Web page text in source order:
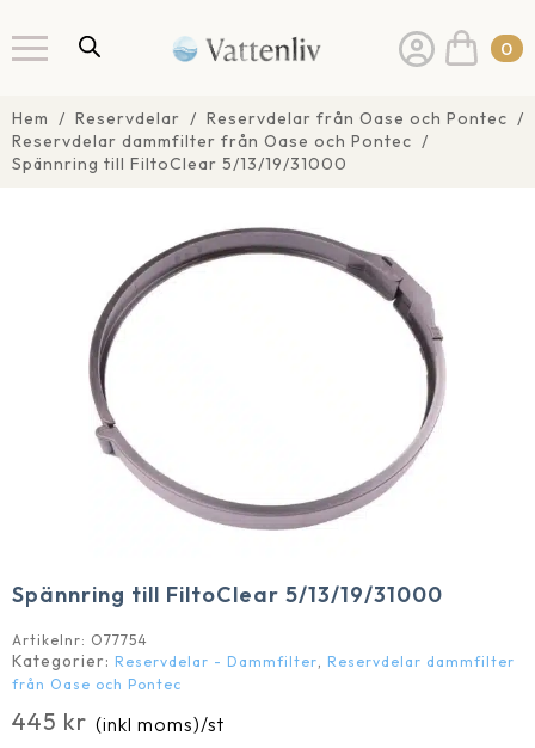
0
Hem Reservdelar
Reservdelar från Oase och Pontec
Reservdelar dammfilter från Oase och Pontec
Spännring till FiltoClear 5/13/19/31000
Spännring till FiltoClear 5/13/19/31000
Artikelnr: O77754
Kategorier: Reservdelar - Dammfilter, Reservdelar dammfilter
från Oase och Pontec
445 kr (inkl moms)/st